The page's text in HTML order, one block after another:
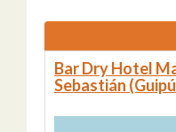
Bar Dry Hotel
Sebastián